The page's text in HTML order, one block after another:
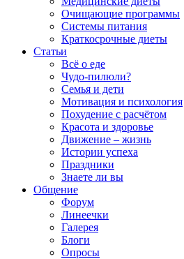
Очищающие программы
Системы питания
Краткосрочные диеты
Статьи
Всё о еде
Чудо-пилюли?
Семья и дети
Мотивация и психология
Похудение с расчётом
Красота и здоровье
Движение – жизнь
Истории успеха
Праздники
Знаете ли вы
Общение
Форум
Линеечки
Галерея
Блоги
Опросы